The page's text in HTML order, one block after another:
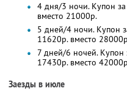
4 дня/3 ночи. Купон
вместо 21000р.
5 дней/4 ночи. Купон
11620р. вместо
7 дней/6 ночей. Купон
17430р. вместо
Заезды в июле